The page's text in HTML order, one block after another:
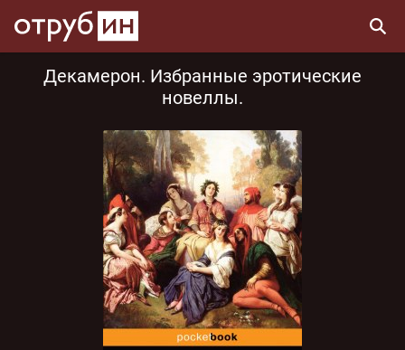
Декамерон. Избранные эротические
новеллы.